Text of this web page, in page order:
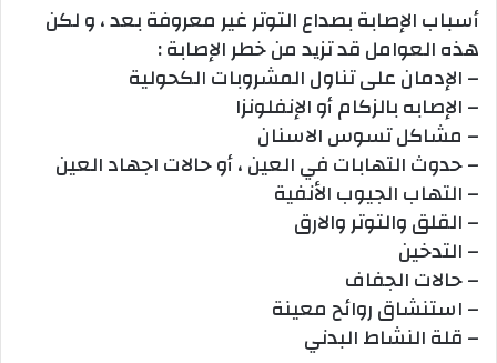
أسباب الإصابة بصداع التوتر غير معروفة بعد ، و لكن
هذه العوامل قد تزيد من خطر الإصابة :
– الإدمان على تناول المشروبات الكحولية
– الإصابه بالزكام أو الإنفلونزا
– مشاكل تسوس الاسنان
– حدوث التهابات في العين ، أو حالات اجهاد العين
– التهاب الجيوب الأنفية
– القلق والتوتر والارق
– التدخين
– حالات الجفاف
– استنشاق روائح معينة
– قلة النشاط البدني